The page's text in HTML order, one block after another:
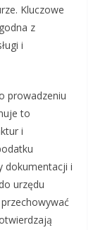
Kluczowe
z
i
prowadzeniu
to
i
dokumentacji i
urzędu